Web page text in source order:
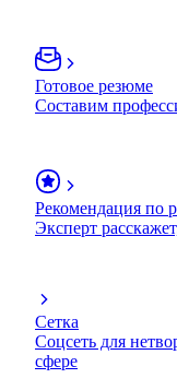
Готовое резюме
Составим
Рекомендация по
Эксперт
Сетка
Соцсеть для
сфере